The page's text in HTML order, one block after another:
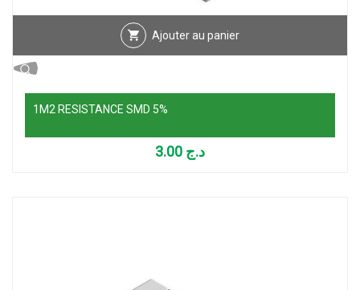
Ajouter au panier
1M2 RESISTANCE SMD 5%
د.ج